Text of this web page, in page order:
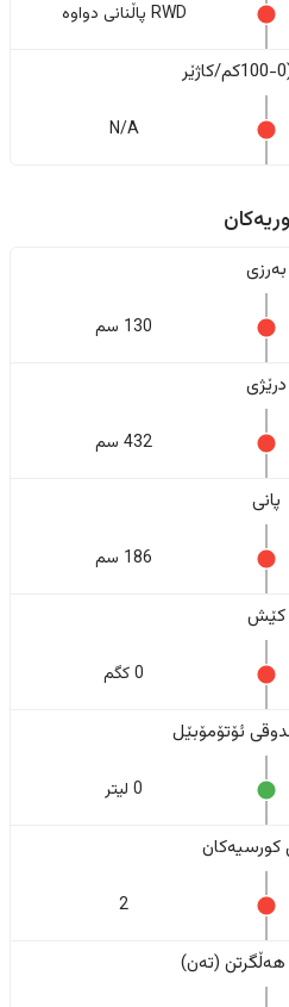
RWD پاڵنانی دواوە
N/A
بەرزی
130 سم
درێژی
432 سم
پانی
186 سم
کێش
0 کگم
ئۆتۆمۆبێل
0 لیتر
کورسیەکان
2
هەڵگرتن (تەن)